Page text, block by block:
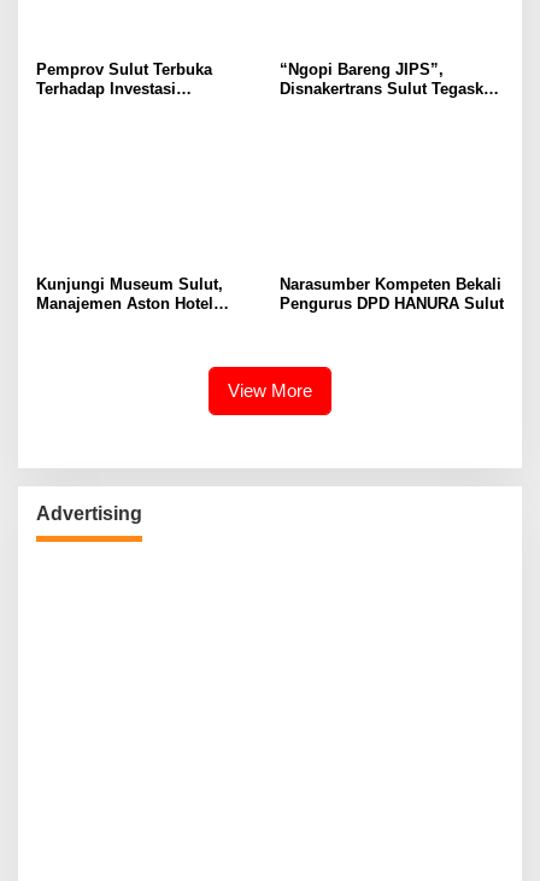
Pemprov Sulut Terbuka
Terhadap Investasi
“Ngopi Bareng JIPS”,
Disnakertrans Sulut Tegaskan
Kunjungi Museum Sulut,
Manajemen Aston Hotel
Narasumber Kompeten Bekali
Pengurus DPD HANURA Sulut
View More
Advertising